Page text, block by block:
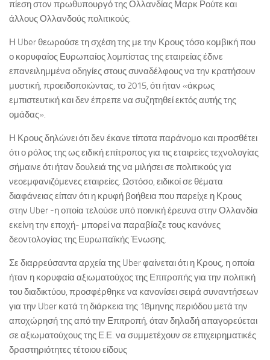
πίεση στον πρωθυπουργό της Ολλανδίας Μαρκ Ρούτε και
άλλους Ολλανδούς πολιτικούς.
Η Uber θεωρούσε τη σχέση της με την Κρους τόσο κομβική που
ο κορυφαίος Ευρωπαίος λομπίστας της εταιρείας έδινε
επανειλημμένα οδηγίες στους συναδέλφους να την κρατήσουν
μυστική, προειδοποιώντας, το 2015, ότι ήταν «άκρως
εμπιστευτική και δεν έπρεπε να συζητηθεί εκτός αυτής της
ομάδας».
Η Κρους δηλώνει ότι δεν έκανε τίποτα παράνομο και προσθέτει
ότι ο ρόλος της ως ειδική επίτροπος για τις εταιρείες τεχνολογίας
σήμαινε ότι ήταν δουλειά της να μιλήσει σε πολιτικούς για
νεοεμφανιζόμενες εταιρείες. Ωστόσο, ειδικοί σε θέματα
διαφάνειας είπαν ότι η κρυφή βοήθεια που παρείχε η Κρους
στην Uber -η οποία τελούσε υπό ποινική έρευνα στην Ολλανδία
εκείνη την εποχή- μπορεί να παραβίαζε τους κανόνες
δεοντολογίας της Ευρωπαϊκής Ένωσης.
Σε διαρρεύσαντα αρχεία της Uber φαίνεται ότι η Κρους, η οποία
ήταν η κορυφαία αξιωματούχος της Επιτροπής για την πολιτική
του διαδικτύου, προσφέρθηκε να κανονίσει σειρά συναντήσεων
για την Uber κατά τη διάρκεια της 18μηνης περιόδου μετά την
αποχώρησή της από την Επιτροπή, όταν δηλαδή απαγορεύεται
σε αξιωματούχους της Ε.Ε. να συμμετέχουν σε επιχειρηματικές
δραστηριότητες τέτοιου είδους